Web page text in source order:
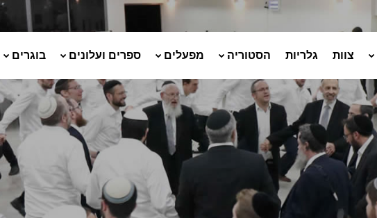
צוות גלריות הסטוריה מפעלים ספרים ועלונים בוגרים